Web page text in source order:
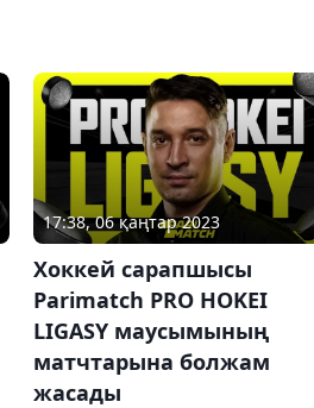
17:38, 06 қаңтар 2023
Хоккей сарапшысы
Parimatch PRO HOKEI
LIGASY маусымының
матчтарына болжам
жасады